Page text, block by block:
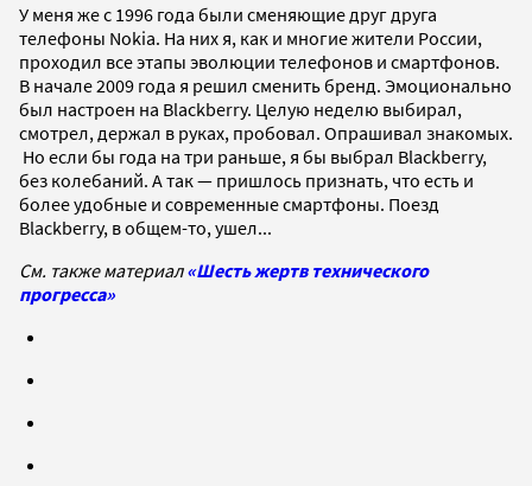
У меня же с 1996 года были сменяющие друг друга
телефоны Nokia. На них я, как и многие жители России,
проходил все этапы эволюции телефонов и смартфонов.
В начале 2009 года я решил сменить бренд. Эмоционально
был настроен на Blackberry. Целую неделю выбирал,
смотрел, держал в руках, пробовал. Опрашивал знакомых.
Но если бы года на три раньше, я бы выбрал Blackberry,
без колебаний. А так — пришлось признать, что есть и
более удобные и современные смартфоны. Поезд
Blackberry, в общем-то, ушел...
См. также материал«Шесть жертв технического
прогресса»